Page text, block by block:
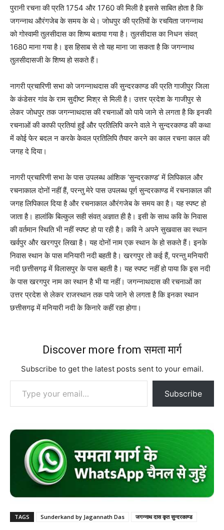
पुरानी रचना की प्रति 1754 और 1760 की मिली है इससे साबित होता है कि
जगन्नाथ औरंगजेब के समय के थे। जोधपुर की प्रतियों के रचयिता जगन्नाथ
को गोस्वामी तुलसीदास का शिष्य बताया गया है। तुलसीदास का निधन संवत्
1680 माना गया है। इस हिसाब से तो यह माना जा सकता है कि जगन्नाथ
तुलसीदासजी के शिष्य हो सकते हैं।
नागरी प्रचारिणी सभा को जगन्नाथदास की सुन्दरकाण्ड की प्रति गाजीपुर जिला
के कंडेसर गांव के राम सुदीष्ट मिश्र से मिली है। उत्तर प्रदेश के गाजीपुर से
लेकर जोधपुर तक जगन्नाथदास की रचनाओं को पाये जाने से लगता है कि इनकी
रचनाओं की काफी प्रतियां हुईं और प्रतिलिपि करने वाले ने सुन्दरकाण्ड की कथा
में कोई फेर बदल न करके केवल प्रतिलिपि तैयार करने का काल रचना काल की
जगह दे दिया।
नागरी प्रचारिणी सभा के पास उपलब्ध आंशिक ‘सुन्दरकाण्ड’ में लिपिकाल और
रचनाकाल दोनों नहीं हैं, परन्तु मेरे पास उपलब्ध पूर्ण सुन्दरकाण्ड में रचनाकाल की
जगह लिपिकाल दिया है और रचनाकाल औरंगजेब के समय का है। यह स्पष्ट हो
जाता है। हालांकि बिल्कुल सही संवत् अज्ञात ही है। इसी के साथ कवि के निवास
की वर्तमान स्थिति भी नहीं स्पष्ट हो पा रही है। कवि ने अपने सुखवास का स्थान
खर्वपुर और खरगपुर लिखा है। यह दोनों नाम एक स्थान के हो सकते हैं। इनके
निवास स्थान के पास मनियारी नदी बहती है। खरगपुर तो कई हैं, परन्तु मनियारी
नदी छत्तीसगढ़ में विलासपुर के पास बहती है। यह स्पष्ट नहीं हो पाया कि इस नदी
के पास खरगपुर नाम का स्थान है भी या नहीं। जगन्नाथदास की रचनाओं का
उत्तर प्रदेश से लेकर राजस्थान तक पाये जाने से लगता है कि इनका स्थान
छत्तीसगढ़ में मनियारी नदी के किनारे कहीं रहा होगा।
Discover more from समता मार्ग
Subscribe to get the latest posts sent to your email.
Type your email…
Subscribe
TAGS Sunderkand by Jagannath Das जगन्नाथ दास कृत सुन्दरकाण्ड